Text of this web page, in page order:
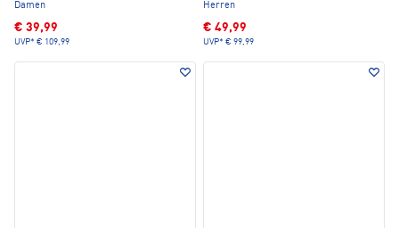
Damen
€ 39,99
UVP* € 109,99
Herren
€ 49,99
UVP* € 99,99